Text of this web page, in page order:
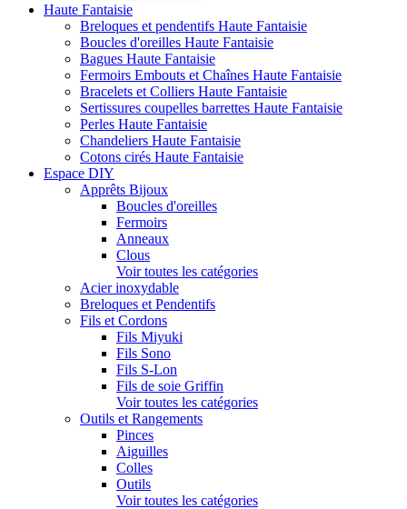
Haute Fantaisie
Breloques et pendentifs Haute Fantaisie
Boucles d'oreilles Haute Fantaisie
Bagues Haute Fantaisie
Fermoirs Embouts et Chaînes Haute Fantaisie
Bracelets et Colliers Haute Fantaisie
Sertissures coupelles barrettes Haute Fantaisie
Perles Haute Fantaisie
Chandeliers Haute Fantaisie
Cotons cirés Haute Fantaisie
Espace DIY
Apprêts Bijoux
Boucles d'oreilles
Fermoirs
Anneaux
Clous
Voir toutes les catégories
Acier inoxydable
Breloques et Pendentifs
Fils et Cordons
Fils Miyuki
Fils Sono
Fils S-Lon
Fils de soie Griffin
Voir toutes les catégories
Outils et Rangements
Pinces
Aiguilles
Colles
Outils
Voir toutes les catégories